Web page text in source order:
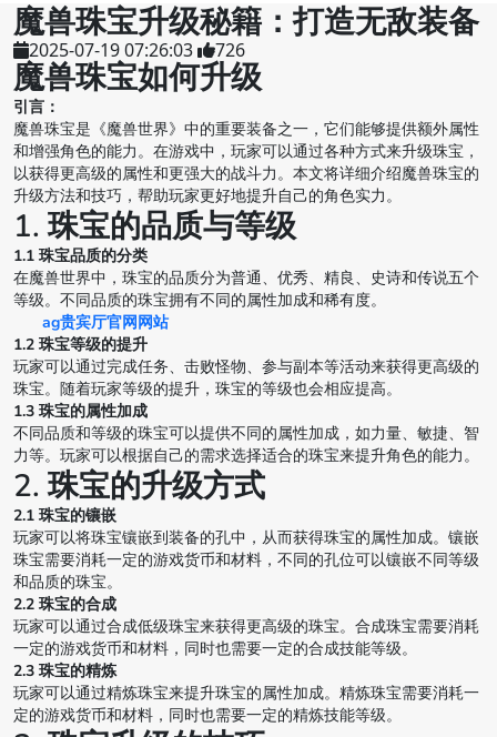
魔兽珠宝升级秘籍：打造无敌装备
2025-07-19 07:26:03 726
魔兽珠宝如何升级
引言：
魔兽珠宝是《魔兽世界》中的重要装备之一，它们能够提供额外属性
和增强角色的能力。在游戏中，玩家可以通过各种方式来升级珠宝，
以获得更高级的属性和更强大的战斗力。本文将详细介绍魔兽珠宝的
升级方法和技巧，帮助玩家更好地提升自己的角色实力。
1. 珠宝的品质与等级
1.1 珠宝品质的分类
在魔兽世界中，珠宝的品质分为普通、优秀、精良、史诗和传说五个
等级。不同品质的珠宝拥有不同的属性加成和稀有度。
ag贵宾厅官网网站
1.2 珠宝等级的提升
玩家可以通过完成任务、击败怪物、参与副本等活动来获得更高级的
珠宝。随着玩家等级的提升，珠宝的等级也会相应提高。
1.3 珠宝的属性加成
不同品质和等级的珠宝可以提供不同的属性加成，如力量、敏捷、智
力等。玩家可以根据自己的需求选择适合的珠宝来提升角色的能力。
2. 珠宝的升级方式
2.1 珠宝的镶嵌
玩家可以将珠宝镶嵌到装备的孔中，从而获得珠宝的属性加成。镶嵌
珠宝需要消耗一定的游戏货币和材料，不同的孔位可以镶嵌不同等级
和品质的珠宝。
2.2 珠宝的合成
玩家可以通过合成低级珠宝来获得更高级的珠宝。合成珠宝需要消耗
一定的游戏货币和材料，同时也需要一定的合成技能等级。
2.3 珠宝的精炼
玩家可以通过精炼珠宝来提升珠宝的属性加成。精炼珠宝需要消耗一
定的游戏货币和材料，同时也需要一定的精炼技能等级。